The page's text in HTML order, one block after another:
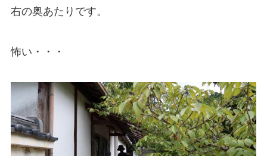
右の奥あたりです。
怖い・・・